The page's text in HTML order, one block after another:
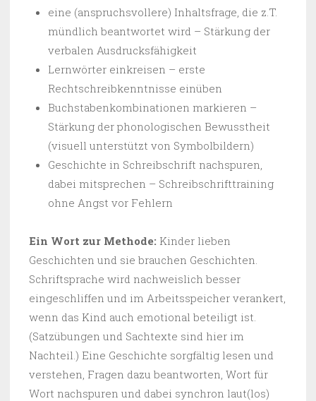
eine (anspruchsvollere) Inhaltsfrage, die z.T.
mündlich beantwortet wird – Stärkung der
verbalen Ausdrucksfähigkeit
Lernwörter einkreisen – erste
Rechtschreibkenntnisse einüben
Buchstabenkombinationen markieren –
Stärkung der phonologischen Bewusstheit
(visuell unterstützt von Symbolbildern)
Geschichte in Schreibschrift nachspuren,
dabei mitsprechen – Schreibschrifttraining
ohne Angst vor Fehlern
Ein Wort zur Methode: Kinder lieben
Geschichten und sie brauchen Geschichten.
Schriftsprache wird nachweislich besser
eingeschliffen und im Arbeitsspeicher verankert,
wenn das Kind auch emotional beteiligt ist.
(Satzübungen und Sachtexte sind hier im
Nachteil.) Eine Geschichte sorgfältig lesen und
verstehen, Fragen dazu beantworten, Wort für
Wort nachspuren und dabei synchron laut(los)